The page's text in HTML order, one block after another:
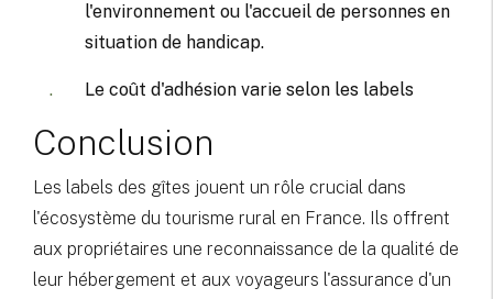
l'environnement ou l'accueil de personnes en
situation de handicap.
Le coût d'adhésion varie selon les labels
Conclusion
Les labels des gîtes jouent un rôle crucial dans
l'écosystème du tourisme rural en France. Ils offrent
aux propriétaires une reconnaissance de la qualité de
leur hébergement et aux voyageurs l'assurance d'un